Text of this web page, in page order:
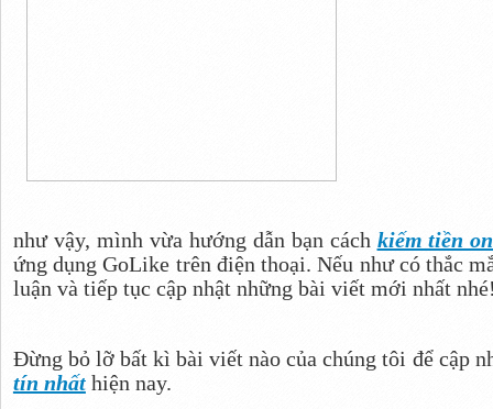
như vậy, mình vừa hướng dẫn bạn cách kiếm tiền
ứng dụng GoLike trên điện thoại. Nếu như có thắc
luận và tiếp tục cập nhật những bài viết mới nhất
Đừng bỏ lỡ bất kì bài viết nào của chúng tôi để cập
tín nhấthiện nay.